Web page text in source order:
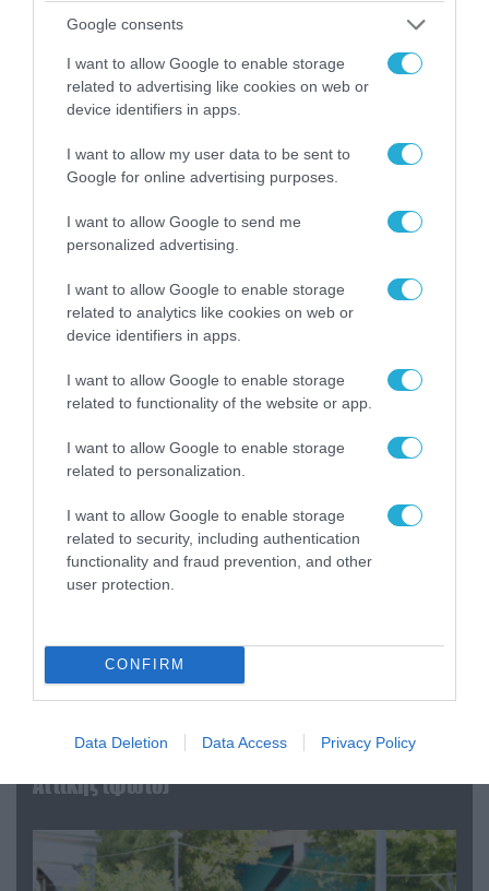
Google consents
I want to allow Google to enable storage
related to advertising like cookies on web or
device identifiers in apps.
I want to allow my user data to be sent to
Google for online advertising purposes.
I want to allow Google to send me
personalized advertising.
I want to allow Google to enable storage
related to analytics like cookies on web or
device identifiers in apps.
I want to allow Google to enable storage
related to functionality of the website or app.
I want to allow Google to enable storage
related to personalization.
I want to allow Google to enable storage
related to security, including authentication
functionality and fraud prevention, and other
user protection.
CONFIRM
Data Deletion Data Access Privacy Policy
06.08.2026 | 14:02
«Επιχείρηση ελεύθερα πεζοδρόμια» στην
Αθήνα: Απομακρύνθηκαν παράνομα
αντικείμενα από κοινόχρηστους χώρους
06.08.2026 | 09:03
«Οι εντελώς αθώοι»: Η ανάρτηση του Αρκά για
Αττικής (φωτο)